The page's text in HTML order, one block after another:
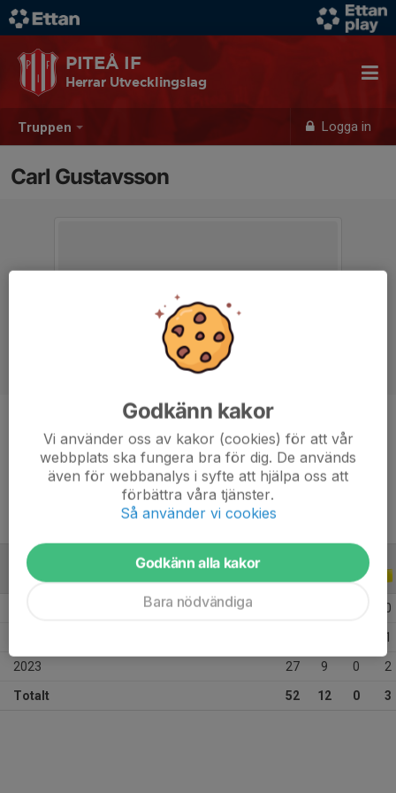
Truppen Logga in
PITEÅ IF
Herrar Utvecklingslag
Carl Gustavsson
Position
Forward
Ålder
21 år
ALLA SERIER
0
1
2023 27 9 0 2
Totalt 52 12 0 3
Godkänn kakor
Vi använder oss av kakor (cookies) för att vår
webbplats ska fungera bra för dig. De används
även för webbanalys i syfte att hjälpa oss att
förbättra våra tjänster.
Så använder vi cookies
Godkänn alla kakor
Bara nödvändiga